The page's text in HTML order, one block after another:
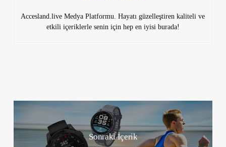
Accesland.live Medya Platformu. Hayatı güzelleştiren kaliteli ve
etkili içeriklerle senin için hep en iyisi burada!
Sonraki İçerik